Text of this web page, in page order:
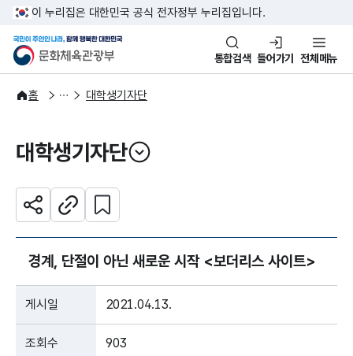
본문 바로가기
주메뉴 바로가기
이 누리집은 대한민국 공식 전자정부 누리집입니다.
문화체육관광부
국민이 주인인 나라, 함께 행복
통합검색 들어가기 전체메뉴
홈
주요정책
정책소통 대학생기자단
대학생기자단
열기
공유하기주소복사
관심 콘텐츠 설정하기
경계, 단절이 아닌 새로운 시작 <보더리스 사이트>
게시일 2021.04.13.
조회수 903